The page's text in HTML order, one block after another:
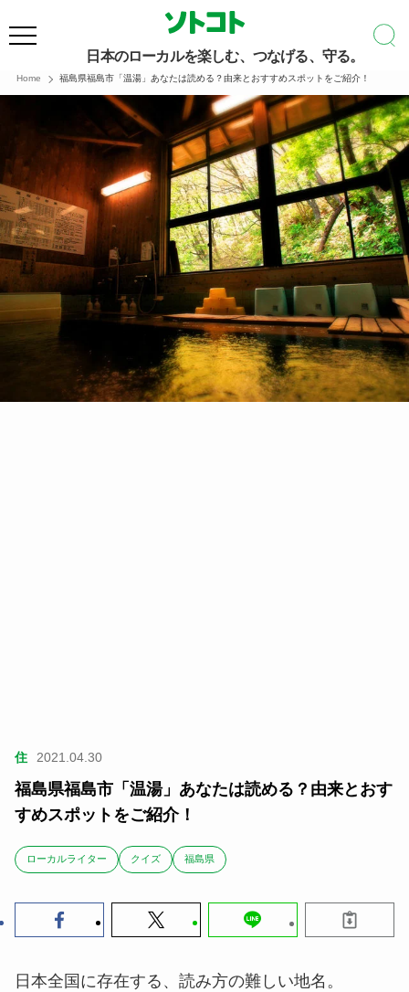
日本のローカルを楽しむ、つなげる、守る。
Home 福島県福島市「温湯」あなたは読める？由来とおすすめスポットをご紹介！
住 2021.04.30
福島県福島市「温湯」あなたは読める？由来とおす
すめスポットをご紹介！
ローカルライター クイズ 福島県
日本全国に存在する、読み方の難しい地名。